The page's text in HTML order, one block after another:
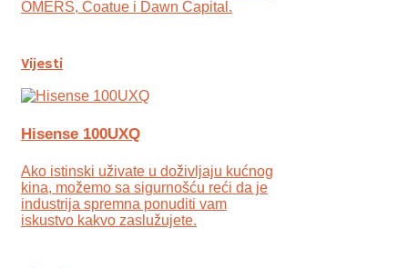
OMERS, Coatue i Dawn Capital.
Vijesti
Hisense 100UXQ
Ako istinski uživate u doživljaju kućnog
kina, možemo sa sigurnošću reći da je
industrija spremna ponuditi vam
iskustvo kakvo zaslužujete.